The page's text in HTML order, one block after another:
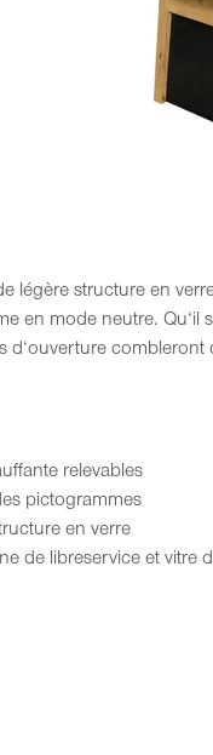
légère structure en
en mode neutre. Qu‘il
d‘ouverture combleront
relevables
pictogrammes
en verre
de libreservice et